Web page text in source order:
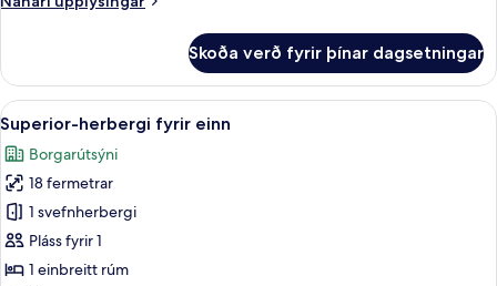
svíta
Skoða verð fyrir þínar dagsetningar
Skoða
allar
myndir
fyrir
Superior-
herbergi
fyrir
Superior-herbergi fyrir einn | Stofa |
6
Superior-herbergi fyrir einn
Borgarútsýni
18 fermetrar
1 svefnherbergi
Pláss fyrir 1
1 einbreitt rúm